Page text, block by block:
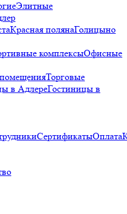
Элитные
Красная полянаГолицыно
комплексыОфисные
Торговые
в АдлереГостиницы в
СертификатыОплата